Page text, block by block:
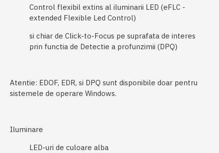
Control flexibil extins al iluminarii LED (eFLC -
extended Flexible Led Control)
si chiar de Click-to-Focus pe suprafata de interes
prin functia de Detectie a profunzimii (DPQ)
Atentie: EDOF, EDR, si DPQ sunt disponibile doar pentru
sistemele de operare Windows.
Iluminare
LED-uri de culoare alba